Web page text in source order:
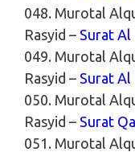
048. Murotal
Rasyid – Surat Al
049. Murotal
Rasyid – Surat
050. Murotal
Rasyid – Surat
051. Murotal